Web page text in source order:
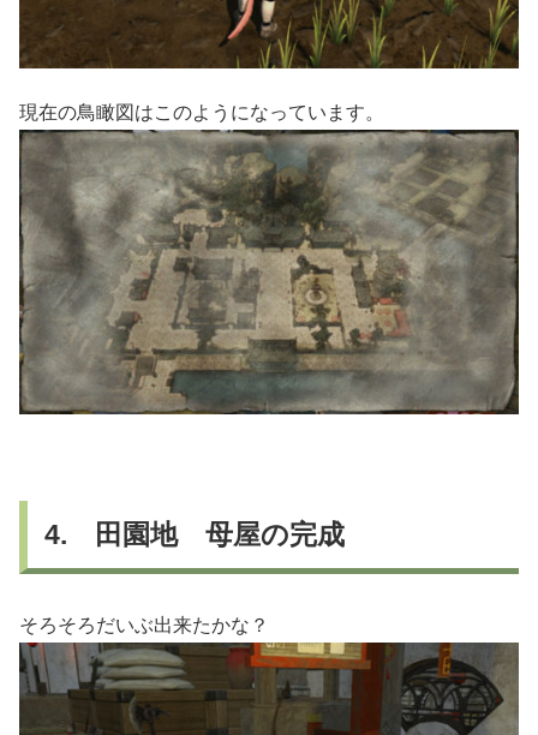
現在の鳥瞰図はこのようになっています。
4. 田園地 母屋の完成
そろそろだいぶ出来たかな？